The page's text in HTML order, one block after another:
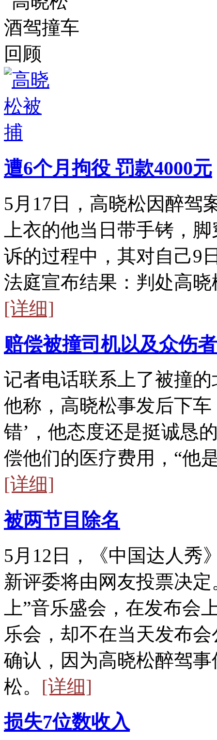
遭6个月拘役 罚款4000元
5月17日，高晓松因醉驾
上衣的他当日带手铐，
诉的过程中，其对自己9
法庭宣布结果：判处高
[详细]
赔偿被撞司机以及众伤者
记者电话联系上了被撞
他称，高晓松事发后下
错’，他态度还是挺诚恳
偿他们的医疗费用，“他
[详细]
被两节目除名
5月12日，《中国达人秀
新评委将由网友投票决
上”音乐盛会，在发布会
乐会，却不在当天发布
确认，因为高晓松醉驾
松。 [详细]
损失7位数收入